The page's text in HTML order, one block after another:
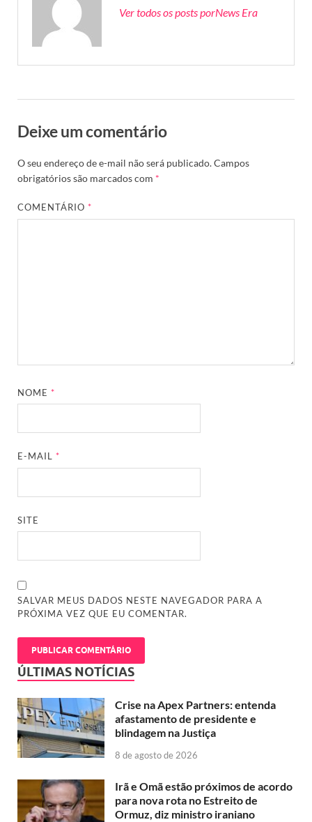
Ver todos os posts porNews Era
Deixe um comentário
O seu endereço de e-mail não será publicado.Campos
obrigatórios são marcados com *
COMENTÁRIO*
NOME*
E-MAIL*
SITE
SALVAR MEUS DADOS NESTE NAVEGADOR PARA A
PRÓXIMA VEZ QUE EU COMENTAR.
ÚLTIMAS NOTÍCIAS
Crise na Apex Partners: entenda
afastamento de presidente e
blindagem na Justiça
8 de agosto de 2026
Irã e Omã estão próximos de acordo
para nova rota no Estreito de
Ormuz, diz ministro iraniano